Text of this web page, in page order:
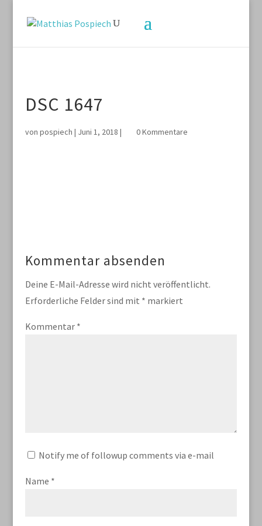
DSC 1647
von pospiech | Juni 1, 2018 | 0 Kommentare
Kommentar absenden
Deine E-Mail-Adresse wird nicht veröffentlicht.
Erforderliche Felder sind mit * markiert
Kommentar *
Notify me of followup comments via e-mail
Name *